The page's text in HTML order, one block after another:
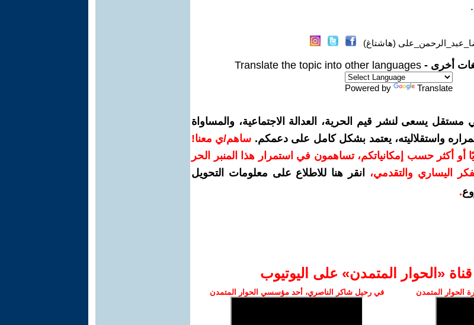
(هاشتاغ)
أخرى - Translate the topic into other languages
Powered by Translate
يسعى لنشر قيم الحرية، العدالة الاجتماعية، والمساواة
واستقلاليته، يعتمد بشكل كامل على دعمكم. ساهم/ي معنا!
دولارات سنويًا أو أكثر حسب إمكانياتكم، تساهمون في استمرار هذا المنبر الحر
اليساري والتقدمي،
انقر هنا للاطلاع على معلومات التحويل
.
‫«الحوار المتمدن» على اليوتيوب
الحوار المتمدن في رحيل شاكر الناصري، أحد مؤسسي الحوار المتمدن